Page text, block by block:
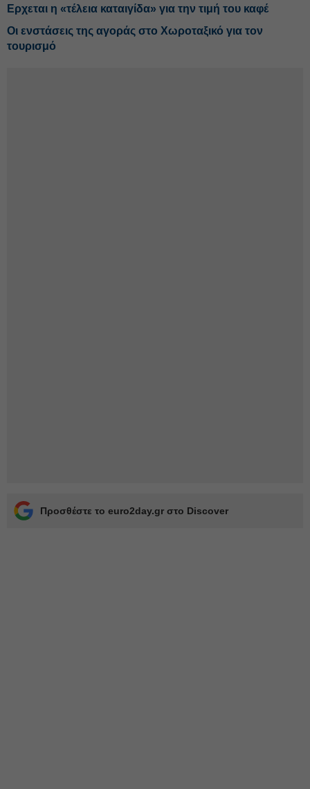
Ερχεται η «τέλεια καταιγίδα» για την τιμή του καφέ
Οι ενστάσεις της αγοράς στο Χωροταξικό για τον
τουρισμό
Προσθέστε το euro2day.gr στο Discover